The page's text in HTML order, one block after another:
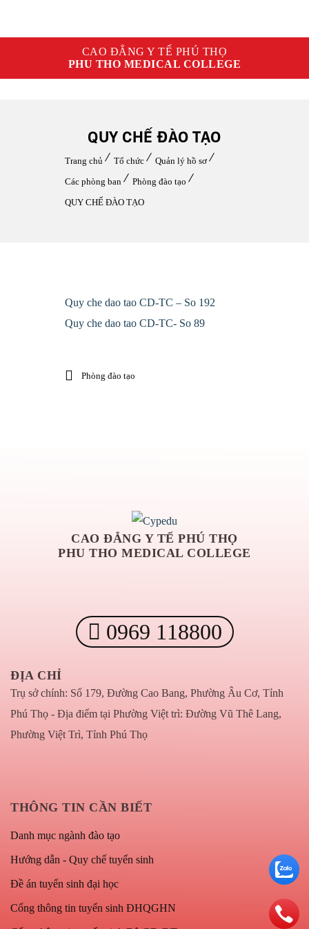
CAO ĐẲNG Y TẾ PHÚ THỌ
PHU THO MEDICAL COLLEGE
QUY CHẾ ĐÀO TẠO
Trang chủ Tổ chức
Quản lý hồ sơ
Các phòng ban
Phòng đào tạo
QUY CHẾ ĐÀO TẠO
Quy che dao tao CD-TC – So 192
Quy che dao tao CD-TC- So 89
Phòng đào tạo
CAO ĐẲNG Y TẾ PHÚ THỌ
PHU THO MEDICAL COLLEGE
0969 118800
ĐỊA CHỈ
Trụ sở chính: Số 179, Đường Cao Bang, Phường Âu Cơ, Tỉnh
Phú Thọ - Địa điểm tại Phường Việt trì: Đường Vũ Thê Lang,
Phường Việt Trì, Tỉnh Phú Thọ
THÔNG TIN CẦN BIẾT
Danh mục ngành đào tạo
Hướng dẫn - Quy chế tuyển sinh
Đề án tuyển sinh đại học
Cổng thông tin tuyển sinh ĐHQGHN